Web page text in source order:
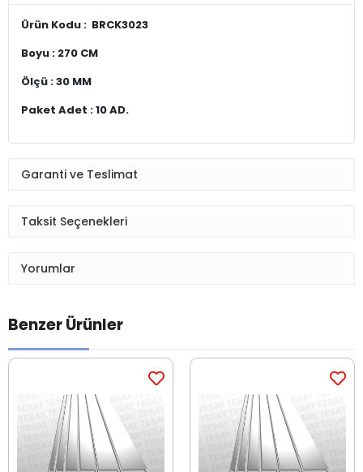
Ürün Kodu : BRCK3023
Boyu : 270 CM
Ölçü : 30 MM
Paket Adet : 10 AD.
Garanti ve Teslimat
Taksit Seçenekleri
Yorumlar
Benzer Ürünler